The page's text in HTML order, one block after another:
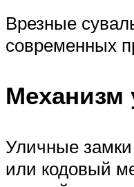
Врезные
современных
Механизм
Уличные
или кодовый